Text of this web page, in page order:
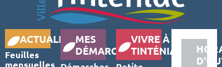
ACTUALITÉS
Feuilles
mensuelles
MES
DÉMARCHES
VIVRE À
TINTÉNIAC